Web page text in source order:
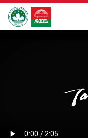
跳至主内容
澳門特別行政區政府